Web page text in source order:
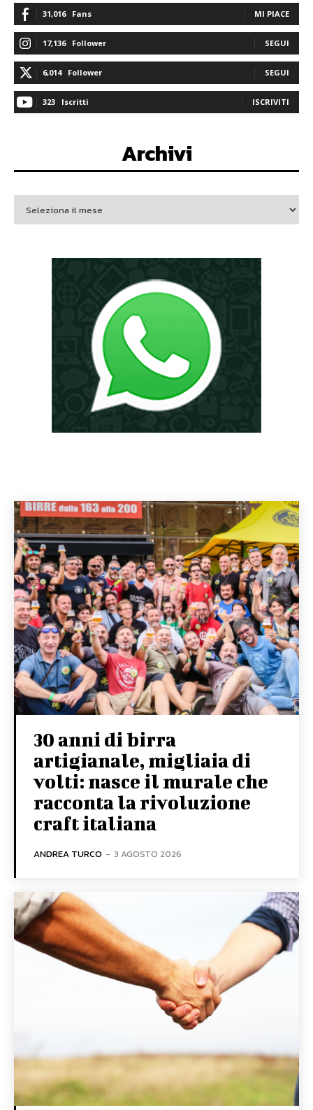
31,016 Fans MI PIACE
17,136 Follower SEGUI
6,014 Follower SEGUI
323 Iscritti ISCRIVITI
Archivi
30 anni di birra
artigianale, migliaia di
volti: nasce il murale che
racconta la rivoluzione
craft italiana
ANDREA TURCO - 3 AGOSTO 2026